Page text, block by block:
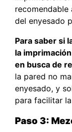
recomendable
del enyesado
Para saber si
la
en busca de
la pared no
enyesado, y
para facilitar
Paso 3: